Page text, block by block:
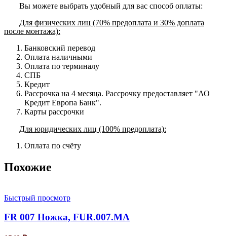
Вы можете выбрать удобный для вас способ оплаты:
Для физических лиц (70% предоплата и 30% доплата
после монтажа):
Банковский перевод
Оплата наличными
Оплата по терминалу
СПБ
Кредит
Рассрочка на 4 месяца. Рассрочку предоставляет "АО
Кредит Европа Банк".
Карты рассрочки
Для юридических лиц (100% предоплата):
Оплата по счёту
Похожие
Быстрый просмотр
FR 007 Ножка, FUR.007.MA